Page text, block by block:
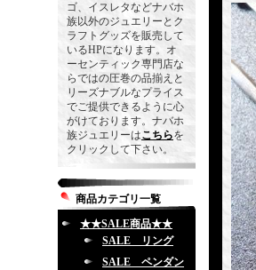
ゴ、イスレタなどナバホ
族以外のジュエリーとク
ラフトグッズを販売して
いるHPになります。オ
ーセンティック専門店な
らではの圧巻の品揃えと
リーズナブルなプライス
でご提供できるように心
がけております。ナバホ
族ジュエリーはこちらを
クリックして下さい。
商品カテゴリ一覧
★★SALE商品★★
SALE リング
SALE ペンダン